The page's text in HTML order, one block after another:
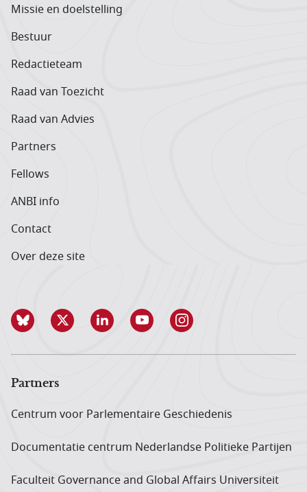
Missie en doelstelling
Bestuur
Redactieteam
Raad van Toezicht
Raad van Advies
Partners
Fellows
ANBI info
Contact
Over deze site
Partners
Centrum voor Parlementaire Geschiedenis
Documentatie centrum Neder­landse Politieke Partijen
Faculteit Governance and Global Affairs Universiteit